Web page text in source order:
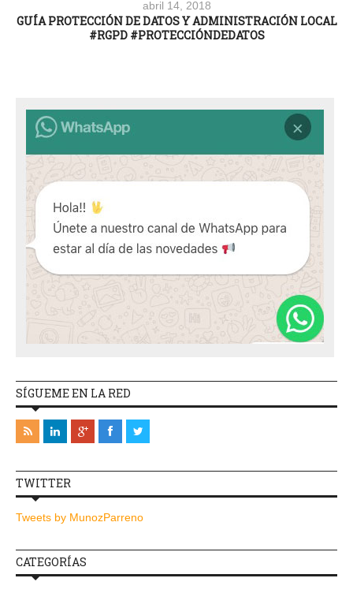
abril 14, 2018
GUÍA PROTECCIÓN DE DATOS Y ADMINISTRACIÓN LOCAL
#RGPD #PROTECCIÓNDEDATOS
SÍGUEME EN LA RED
TWITTER
Tweets by MunozParreno
CATEGORÍAS